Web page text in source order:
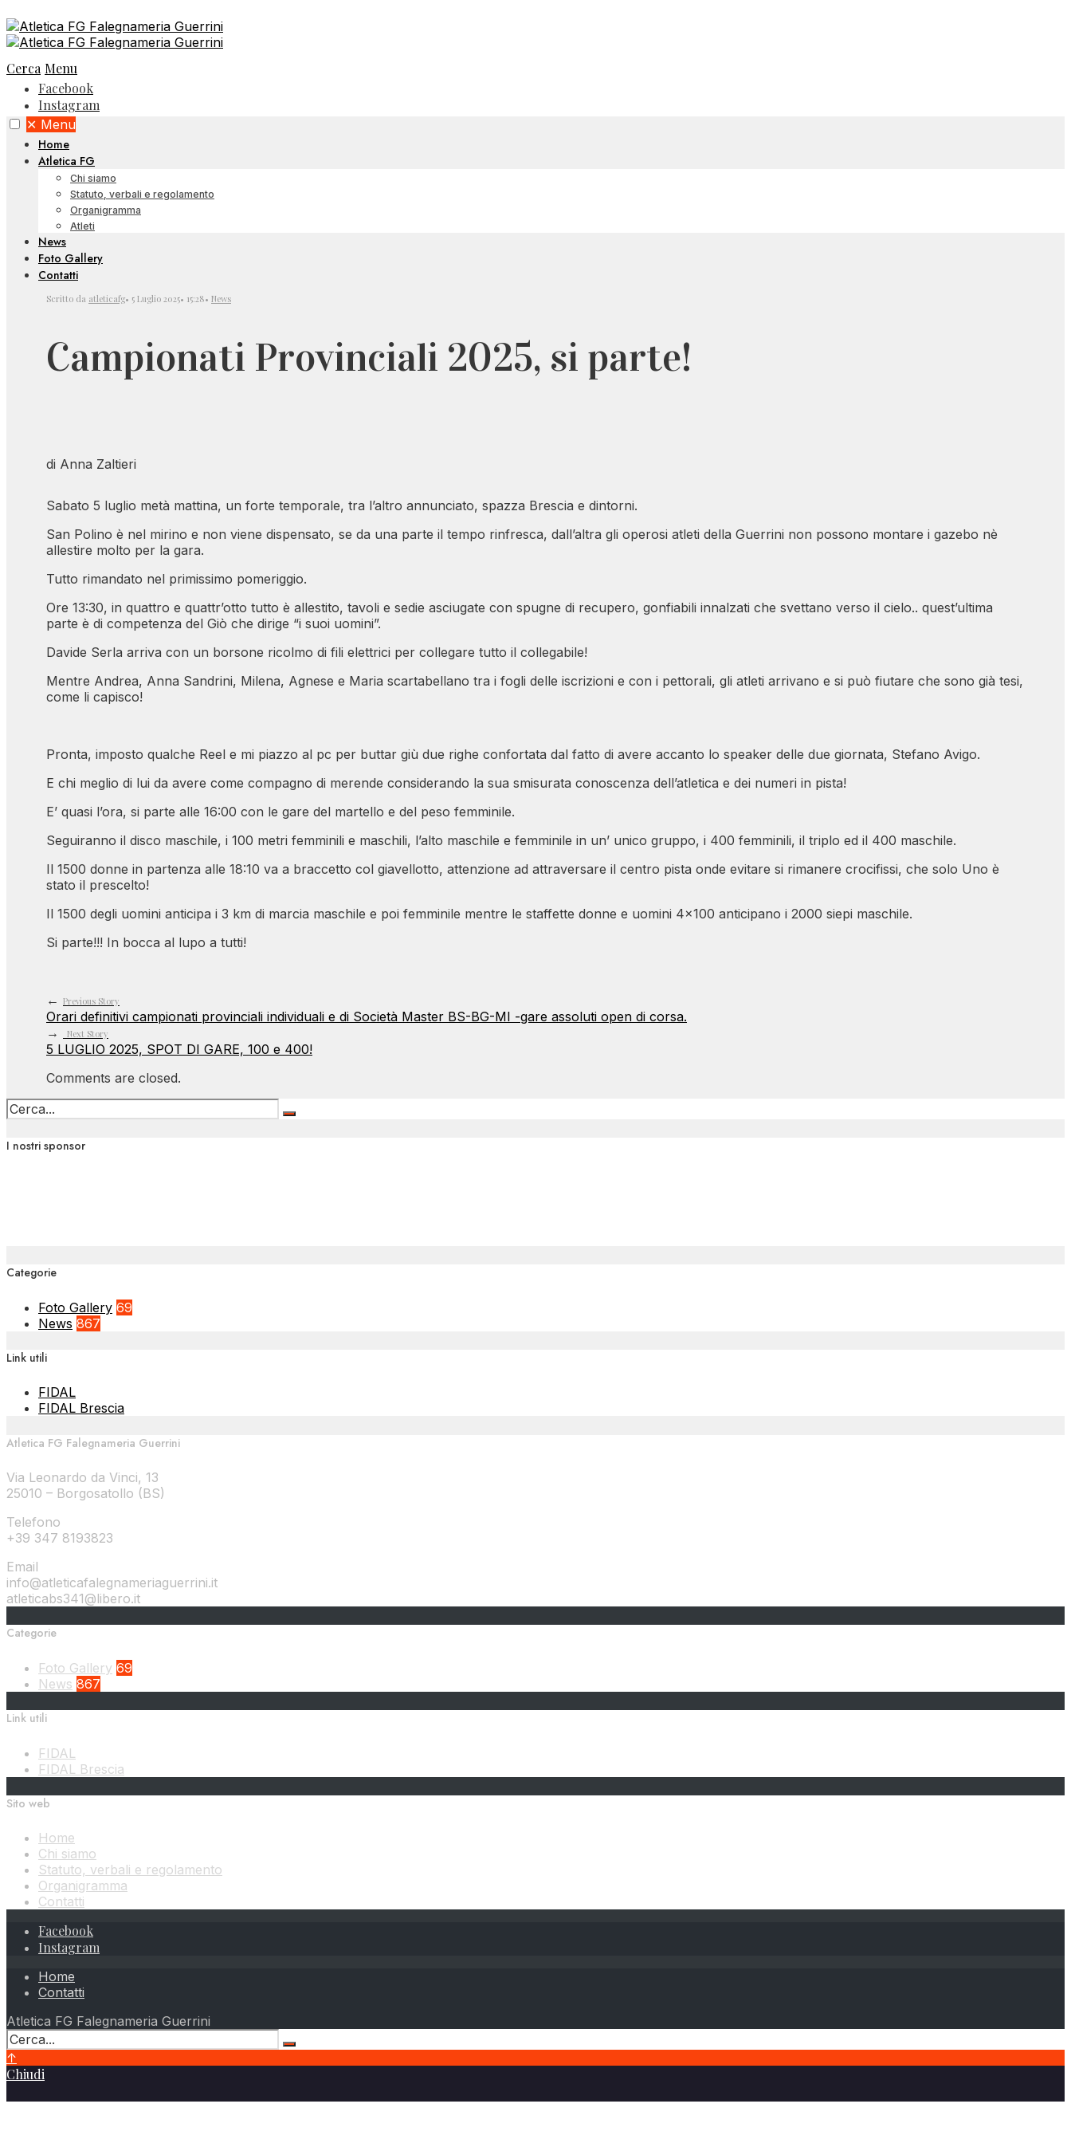
Cerca Menu
Facebook
Instagram
✕ Menu
Home
Atletica FG
Chi siamo
Statuto, verbali e regolamento
Organigramma
Atleti
News
Foto Gallery
Contatti
Scritto da atleticafg• 5 Luglio 2025• 15:28• News
Campionati Provinciali 2025, si parte!
di Anna Zaltieri
Sabato 5 luglio metà mattina, un forte temporale, tra l’altro annunciato, spazza Brescia e dintorni.
San Polino è nel mirino e non viene dispensato, se da una parte il tempo rinfresca, dall’altra gli operosi atleti della Guerrini non possono montare i gazebo nè
allestire molto per la gara.
Tutto rimandato nel primissimo pomeriggio.
Ore 13:30, in quattro e quattr’otto tutto è allestito, tavoli e sedie asciugate con spugne di recupero, gonfiabili innalzati che svettano verso il cielo.. quest’ultima
parte è di competenza del Giò che dirige “i suoi uomini”.
Davide Serla arriva con un borsone ricolmo di fili elettrici per collegare tutto il collegabile!
Mentre Andrea, Anna Sandrini, Milena, Agnese e Maria scartabellano tra i fogli delle iscrizioni e con i pettorali, gli atleti arrivano e si può fiutare che sono già tesi,
come li capisco!
Pronta, imposto qualche Reel e mi piazzo al pc per buttar giù due righe confortata dal fatto di avere accanto lo speaker delle due giornata, Stefano Avigo.
E chi meglio di lui da avere come compagno di merende considerando la sua smisurata conoscenza dell’atletica e dei numeri in pista!
E’ quasi l’ora, si parte alle 16:00 con le gare del martello e del peso femminile.
Seguiranno il disco maschile, i 100 metri femminili e maschili, l’alto maschile e femminile in un’ unico gruppo, i 400 femminili, il triplo ed il 400 maschile.
Il 1500 donne in partenza alle 18:10 va a braccetto col giavellotto, attenzione ad attraversare il centro pista onde evitare si rimanere crocifissi, che solo Uno è
stato il prescelto!
Il 1500 degli uomini anticipa i 3 km di marcia maschile e poi femminile mentre le staffette donne e uomini 4×100 anticipano i 2000 siepi maschile.
Si parte!!! In bocca al lupo a tutti!
← Previous Story
Orari definitivi campionati provinciali individuali e di Società Master BS-BG-MI -gare assoluti open di corsa.
→
Next Story
5 LUGLIO 2025, SPOT DI GARE, 100 e 400!
Comments are closed.
I nostri sponsor
Categorie
Foto Gallery 69
News 867
Link utili
FIDAL
FIDAL Brescia
Atletica FG Falegnameria Guerrini
Via Leonardo da Vinci, 13
25010 – Borgosatollo (BS)
Telefono
+39 347 8193823
Email
info@atleticafalegnameriaguerrini.it
atleticabs341@libero.it
Categorie
Foto Gallery 69
News 867
Link utili
FIDAL
FIDAL Brescia
Sito web
Home
Chi siamo
Statuto, verbali e regolamento
Organigramma
Contatti
Facebook
Instagram
Home
Contatti
Atletica FG Falegnameria Guerrini
↑
Chiudi